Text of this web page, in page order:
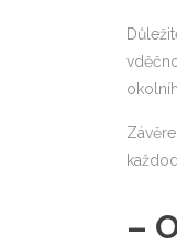
–